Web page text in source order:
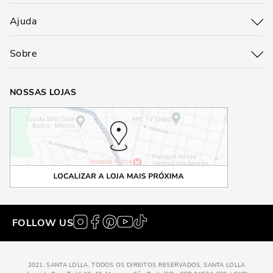
Ajuda
Sobre
NOSSAS LOJAS
FOLLOW US
2021, SANTA LOLLA, TODOS OS DIREITOS RESERVADOS, SANTA LOLLA